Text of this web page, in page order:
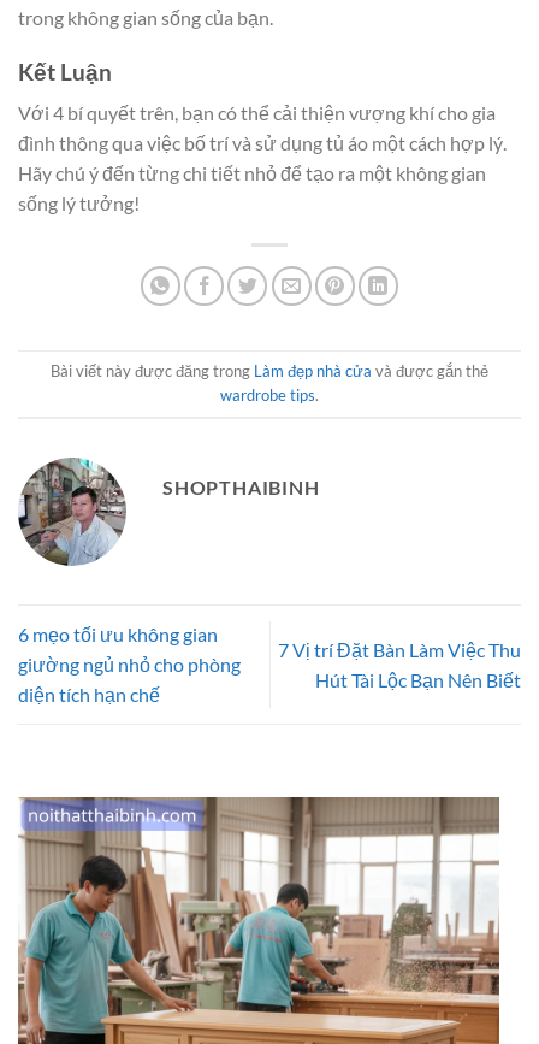
trong không gian sống của bạn.
Kết Luận
Với 4 bí quyết trên, bạn có thể cải thiện vượng khí cho gia
đình thông qua việc bố trí và sử dụng tủ áo một cách hợp lý.
Hãy chú ý đến từng chi tiết nhỏ để tạo ra một không gian
sống lý tưởng!
Bài viết này được đăng trong Làm đẹp nhà cửa và được gắn thẻ
wardrobe tips.
SHOPTHAIBINH
6 mẹo tối ưu không gian
giường ngủ nhỏ cho phòng
diện tích hạn chế
7 Vị trí Đặt Bàn Làm Việc Thu
Hút Tài Lộc Bạn Nên Biết